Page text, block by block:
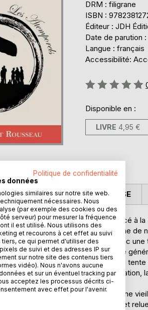
DRM : filigrane
ISBN :
Éditeur : JDH
Date de parution :
Langue : français
Accessibilité:
Évaluation:
Disponible en :
LIVRE 4,95 €
est à l'origine un discours prononcé à
du concept français moderne de
et les courants politiques avec
toucher l’âme des lecteurs, de
de l'historien Benoist Rousseau
webinaire exclusif sur Renan, la nation,
ce texte fondateur...
qui réunit des œuvres qui ne
Car elles seront encore lues et
CRITIQUES PRESSE
Politique de confidentialité
données
similaires sur notre site web.
nécessaires. Nous
(par exemple des cookies ou des
serveur) pour mesurer la fréquence
il est utilisé. Nous utilisons des
et recourons à cet effet au suivi
ce qui permet d'utiliser des
de suivi et des adresses IP sur
sur notre site des contenus tiers
vidéo). Nous n'avons aucune
et sur un éventuel tracking par
acceptez les processus décrits ci-
avec effet pour l'avenir.